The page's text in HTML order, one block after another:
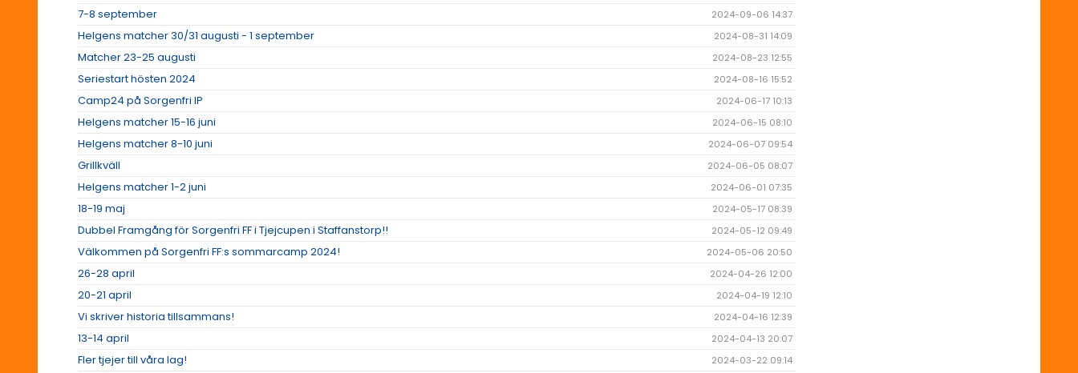
7-8 september 2024-09-06 14:37
Helgens matcher 30/31 augusti - 1 september 2024-08-31 14:09
Matcher 23-25 augusti 2024-08-23 12:55
Seriestart hösten 2024 2024-08-16 15:52
Camp24 på Sorgenfri IP 2024-06-17 10:13
Helgens matcher 15-16 juni 2024-06-15 08:10
Helgens matcher 8-10 juni 2024-06-07 09:54
Grillkväll 2024-06-05 08:07
Helgens matcher 1-2 juni 2024-06-01 07:35
18-19 maj 2024-05-17 08:39
Dubbel Framgång för Sorgenfri FF i Tjejcupen i Staffanstorp!! 2024-05-12 09:49
Välkommen på Sorgenfri FF:s sommarcamp 2024! 2024-05-06 20:50
26-28 april 2024-04-26 12:00
20-21 april 2024-04-19 12:10
Vi skriver historia tillsammans! 2024-04-16 12:39
13-14 april 2024-04-13 20:07
Fler tjejer till våra lag! 2024-03-22 09:14